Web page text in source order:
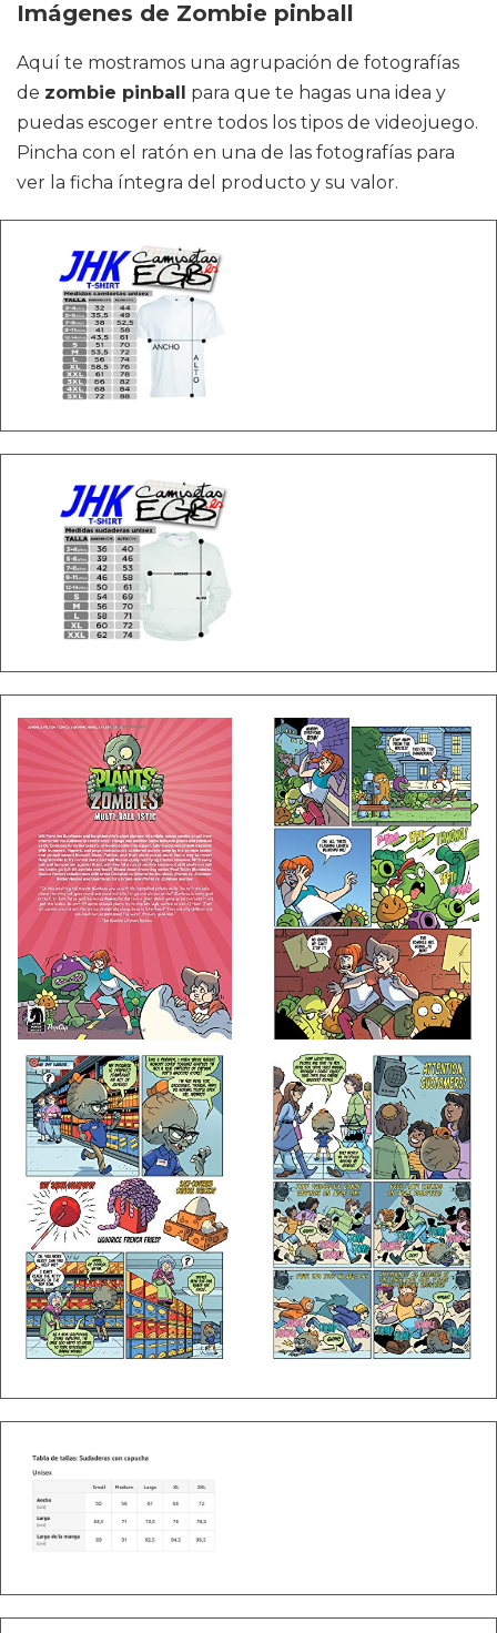
Imágenes de Zombie pinball
Aquí te mostramos una agrupación de fotografías
de zombie pinball para que te hagas una idea y
puedas escoger entre todos los tipos de videojuego.
Pincha con el ratón en una de las fotografías para
ver la ficha íntegra del producto y su valor.